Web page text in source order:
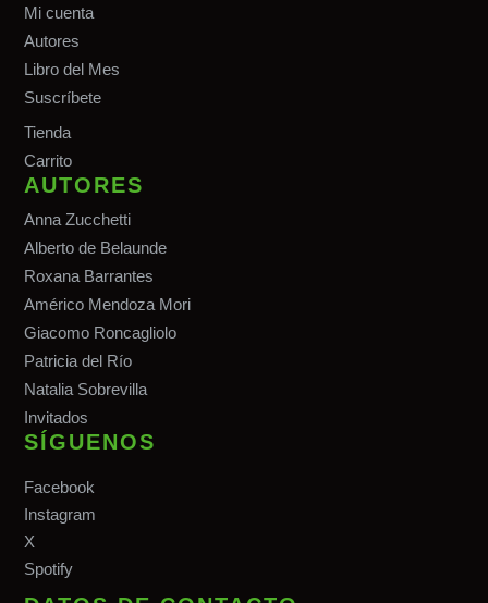
Mi cuenta
Autores
Libro del Mes
Suscríbete
Tienda
Carrito
AUTORES
Anna Zucchetti
Alberto de Belaunde
Roxana Barrantes
Américo Mendoza Mori
Giacomo Roncagliolo
Patricia del Río
Natalia Sobrevilla
Invitados
SÍGUENOS
Facebook
Instagram
X
Spotify